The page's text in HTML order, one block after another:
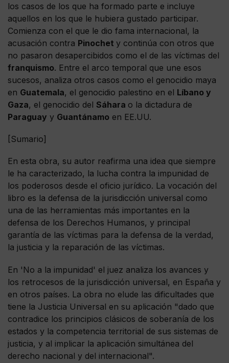
los casos de los que ha formado parte e incluye
aquellos en los que le hubiera gustado participar.
Comienza con el que le dio fama internacional, la
acusación contra Pinochet y continúa con otros que
no pasaron desapercibidos como el de las víctimas del
franquismo. Entre el arco temporal que une esos
sucesos, analiza otros casos como el genocidio maya
en Guatemala, el genocidio palestino en el Líbano y
Gaza, el genocidio del Sáhara o la dictadura de
Paraguay y Guantánamo en EE.UU.
[Sumario]
En esta obra, su autor reafirma una idea que siempre
le ha caracterizado, la lucha contra la impunidad de
los poderosos desde el oficio jurídico. La vocación del
libro es la defensa de la jurisdicción universal como
una de las herramientas más importantes en la
defensa de los Derechos Humanos, y principal
garantía de las víctimas para la defensa de la verdad,
la justicia y la reparación de las víctimas.
En 'No a la impunidad' el juez analiza los avances y
los retrocesos de la jurisdicción universal, en España y
en otros países. La obra no elude las dificultades que
tiene la Justicia Universal en su aplicación "dado que
contradice los principios clásicos de soberanía de los
estados y la competencia territorial de sus sistemas de
justicia, y al implicar la aplicación simultánea del
derecho nacional y del internacional".